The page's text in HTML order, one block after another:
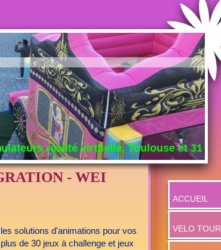
réalité virtuelle, Toulouse et 31
- WEI
solutions d'animations pour vos
de 30 jeux à challenge et jeux
ACCUEIL
VELO TOUR